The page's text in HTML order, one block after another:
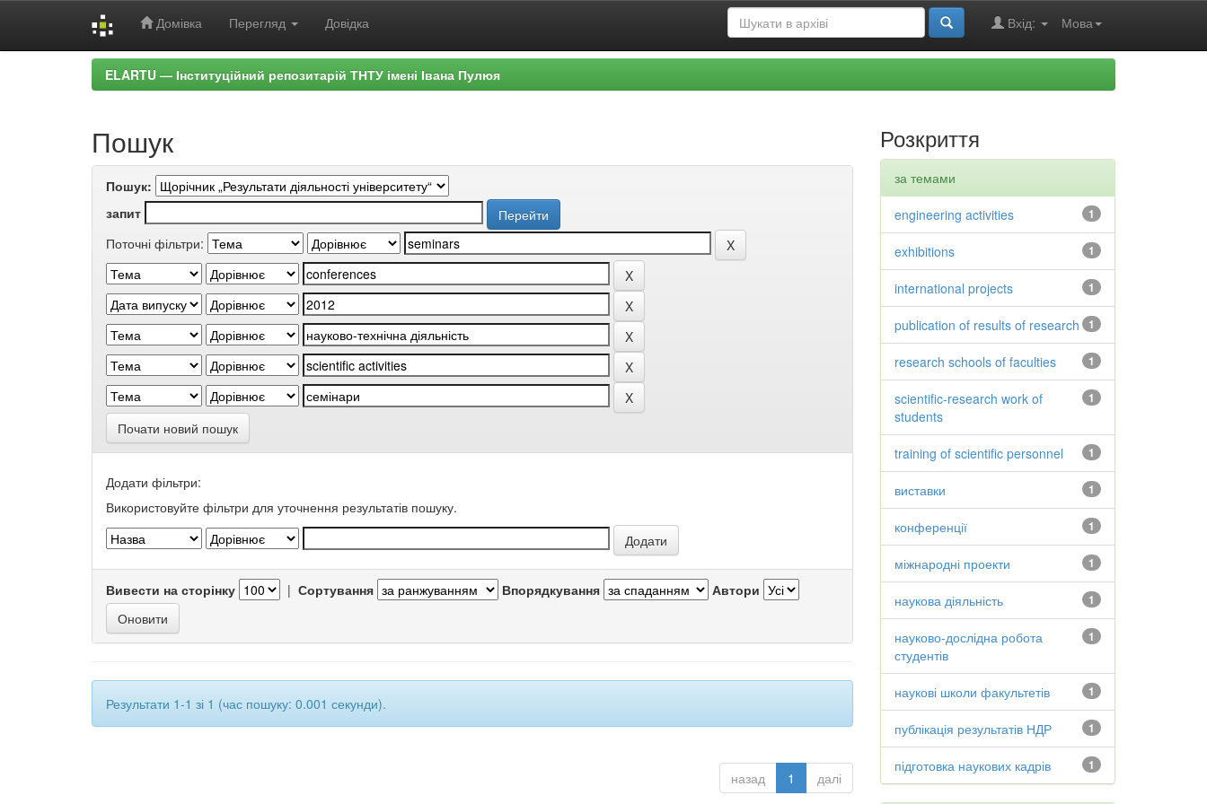
Домівка Перегляд Довідка Мова
Вхід:
ELARTU — Інституційний репозитарій ТНТУ імені Івана Пулюя
Пошук
Пошук:
запит
Поточні фільтри:
Почати новий пошук
Додати фільтри:
Використовуйте фільтри для уточнення результатів пошуку.
Вивести на сторінку | Сортування Впорядкування Автори
Результати 1-1 зі 1 (час пошуку: 0.001 секунди).
назад 1 далі
Розкриття
за темами
1
engineering activities
1
exhibitions
1
international projects
1
publication of results of research
1
research schools of faculties
1
scientific-research work of
students
1
training of scientific personnel
1
виставки
1
конференції
1
міжнародні проекти
1
наукова діяльність
1
науково-дослідна робота
студентів
1
наукові школи факультетів
1
публікація результатів НДР
1
підготовка наукових кадрів